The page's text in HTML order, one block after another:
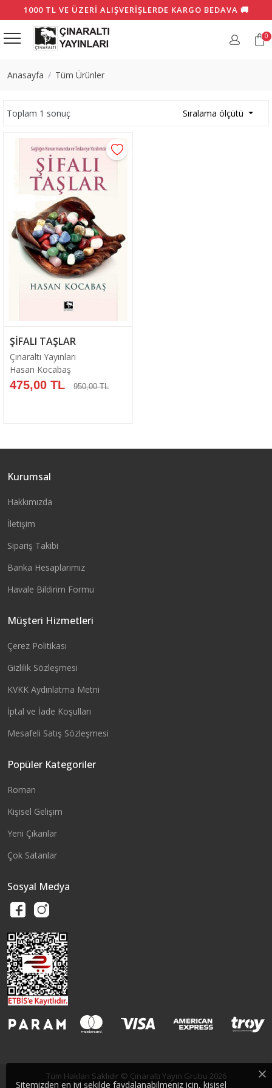
1000 TL VE ÜZERI ALIŞVERIŞLERDE KARGO BEDAVA 🚚
0
Anasayfa Tüm Ürünler
Toplam 1 sonuç Sıralama ölçütü
ŞİFALI TAŞLAR
Çınaraltı Yayınları
Hasan Kocabaş
475,00 TL 950,00 TL
Kurumsal
Hakkımızda
İletişim
Sipariş Takibi
Banka Hesaplarımız
Havale Bildirim Formu
Müşteri Hizmetleri
Çerez Politikası
Gizlilik Sözleşmesi
KVKK Aydınlatma Metni
İptal ve İade Koşulları
Mesafeli Satış Sözleşmesi
Popüler Kategoriler
Roman
Kişisel Gelişim
Yeni Çıkanlar
Çok Satanlar
Sosyal Medya
Tüm Hakları Saklıdır © Çınaraltı Yayın Grubu 2026
Sitemizden en iyi şekilde faydalanabilmeniz için, kişisel